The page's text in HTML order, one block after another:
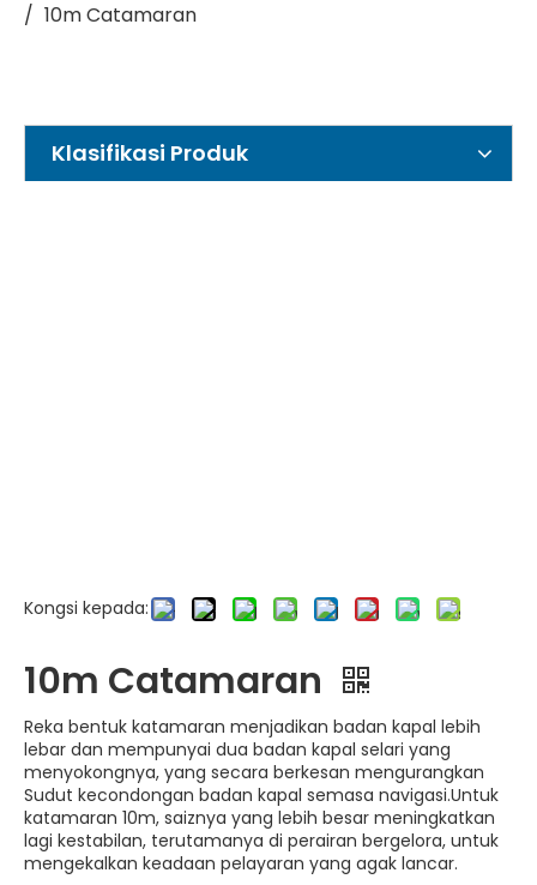
/ 10m Catamaran
Klasifikasi Produk
Kongsi kepada:
10m Catamaran
Reka bentuk katamaran menjadikan badan kapal lebih
lebar dan mempunyai dua badan kapal selari yang
menyokongnya, yang secara berkesan mengurangkan
Sudut kecondongan badan kapal semasa navigasi.Untuk
katamaran 10m, saiznya yang lebih besar meningkatkan
lagi kestabilan, terutamanya di perairan bergelora, untuk
mengekalkan keadaan pelayaran yang agak lancar.